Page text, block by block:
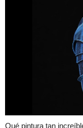
Qué pintura tan